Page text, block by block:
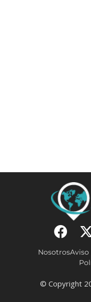
NosotrosAviso
© Copyright